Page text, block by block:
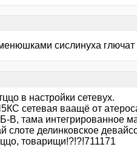
сислинуха глючат
в настройки сетевух.
сетевая ваащё от
В, тама интегрированное
слоте делинковское
товарищи!?!?!711171